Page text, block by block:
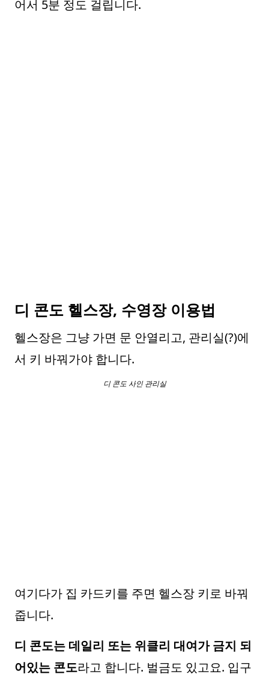
어서 5분 정도 걸립니다.
디 콘도 헬스장, 수영장 이용법
헬스장은 그냥 가면 문 안열리고, 관리실(?)에
서 키 바꿔가야 합니다.
디 콘도 사인 관리실
여기다가 집 카드키를 주면 헬스장 키로 바꿔
줍니다.
디 콘도는 데일리 또는 위클리 대여가 금지 되
어있는 콘도라고 합니다. 벌금도 있고요. 입구